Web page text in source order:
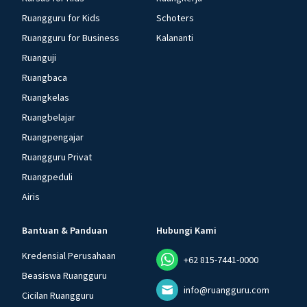
Ruangguru for Kids
Ruangguru for Business
Ruanguji
Ruangbaca
Ruangkelas
Ruangbelajar
Ruangpengajar
Ruangguru Privat
Ruangpeduli
Airis
Schoters
Kalananti
Bantuan & Panduan
Kredensial Perusahaan
Beasiswa Ruangguru
Cicilan Ruangguru
Hubungi Kami
+62 815-7441-0000
info@ruangguru.com